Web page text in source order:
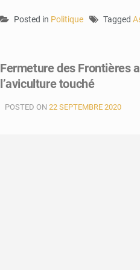
Posted in Politique Tagged
Fermeture des Frontières
l’aviculture touché
POSTED ON 22 SEPTEMBRE 2020